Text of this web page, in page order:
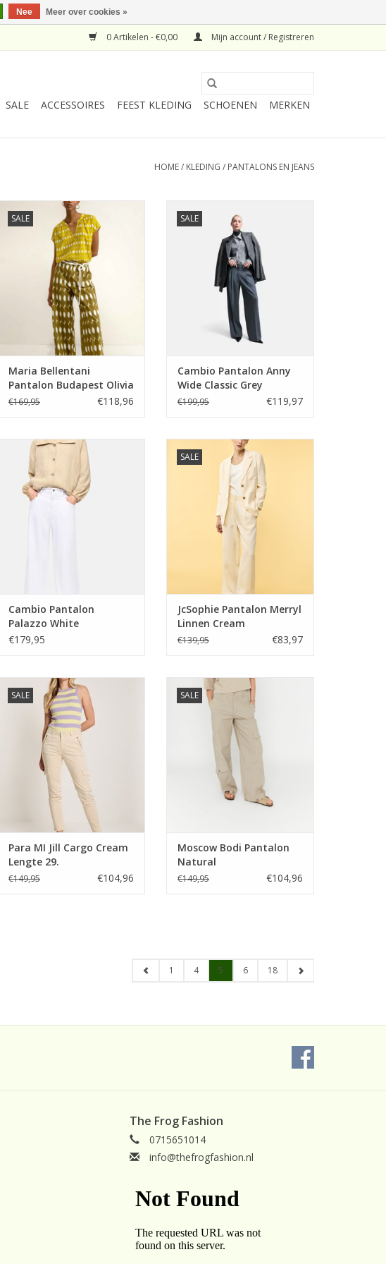
0 Artikelen - €0,00 Mijn account / Registreren
SALE ACCESSOIRES FEEST KLEDING SCHOENEN MERKEN
HOME/ KLEDING / PANTALONS EN JEANS
SALE
Maria Bellentani Pantalon
Budapest Olivia Print
TOEVOEGEN AAN WINKELWAGEN
Maria Bellentani
Pantalon Budapest Olivia
Print
€169,95 €118,96
SALEClassic Grey Melange
TOEVOEGEN AAN WINKELWAGEN
Cambio Pantalon Anny
Wide Classic Grey
Melange
€199,95 €119,97
Cambio Pantalon Palazzo White
TOEVOEGEN AAN WINKELWAGEN
Cambio Pantalon
Palazzo White
€179,95
SALE
JcSophie Pantalon Merryl Linnen
Cream
TOEVOEGEN AAN WINKELWAGEN
JcSophie Pantalon Merryl
Linnen Cream
€139,95 €83,97
SALE
Para MI Jill Cargo Cream Lengte
29.
TOEVOEGEN AAN WINKELWAGEN
Para MI Jill Cargo Cream
Lengte 29.
€149,95 €104,96
SALE
Moscow Bodi Pantalon Natural
TOEVOEGEN AAN WINKELWAGEN
Moscow Bodi Pantalon
Natural
€149,95 €104,96
1 4 5 6 18
The Frog Fashion
0715651014
info@thefrogfashion.nl
Nee Meer over cookies »